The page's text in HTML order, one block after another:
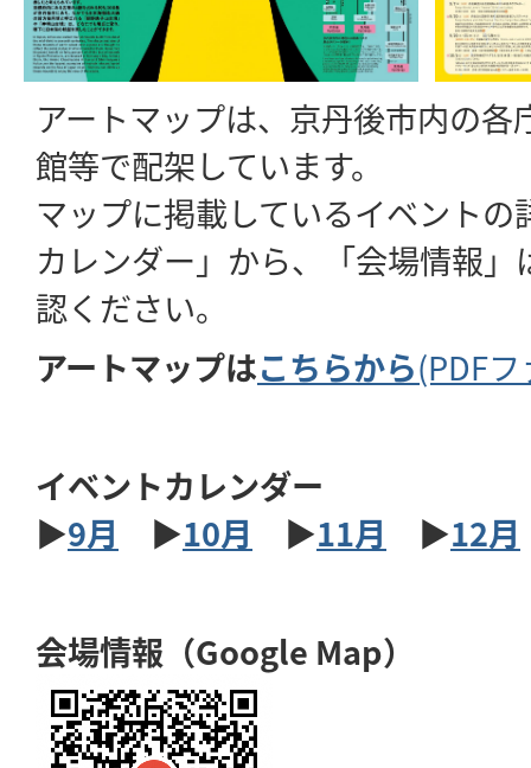
アートマップは、京丹後市内の各
館等で配架しています。
マップに掲載しているイベント
カレンダー」から、「会場情報」
認ください。
アートマップはこちらから(PDF
イベントカレンダー
▶9月 ▶10月 ▶11月 ▶12月
会場情報（Google Map）